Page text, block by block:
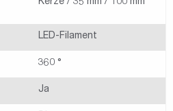
Kerze / 35 mm / 100 mm
LED-Filament
360 °
Ja